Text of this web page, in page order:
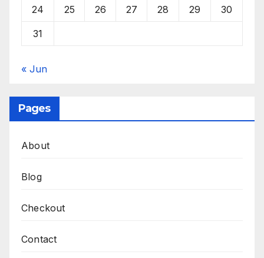
24 25 26 27 28 29 30
31
« Jun
Pages
About
Blog
Checkout
Contact